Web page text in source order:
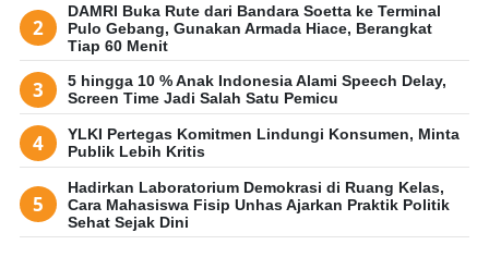
DAMRI Buka Rute dari Bandara Soetta ke Terminal
Pulo Gebang, Gunakan Armada Hiace, Berangkat
Tiap 60 Menit
5 hingga 10 % Anak Indonesia Alami Speech Delay,
Screen Time Jadi Salah Satu Pemicu
YLKI Pertegas Komitmen Lindungi Konsumen, Minta
Publik Lebih Kritis
Hadirkan Laboratorium Demokrasi di Ruang Kelas,
Cara Mahasiswa Fisip Unhas Ajarkan Praktik Politik
Sehat Sejak Dini